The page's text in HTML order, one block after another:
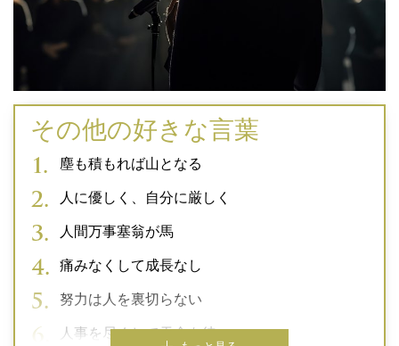
その他の好きな言葉
塵も積もれば山となる
人に優しく、自分に厳しく
人間万事塞翁が馬
痛みなくして成長なし
努力は人を裏切らない
人事を尽くして天命を待つ